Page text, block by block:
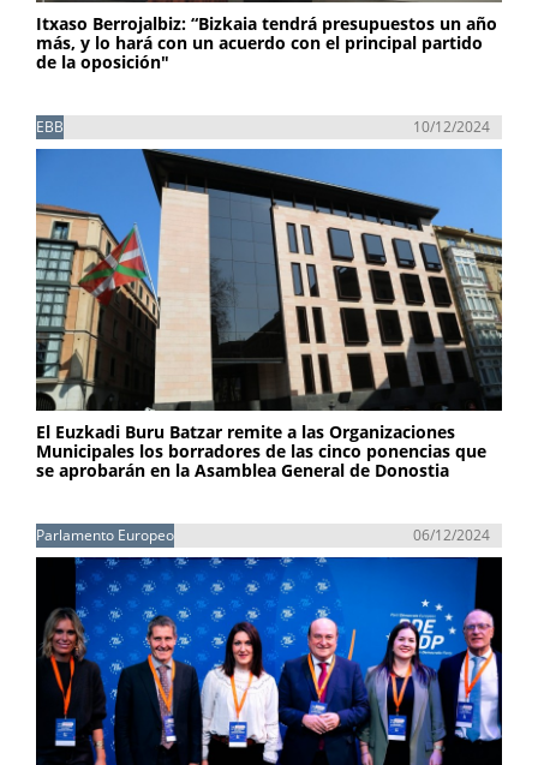
Itxaso Berrojalbiz: “Bizkaia tendrá presupuestos un año
más, y lo hará con un acuerdo con el principal partido
de la oposición"
EBB 10/12/2024
El Euzkadi Buru Batzar remite a las Organizaciones
Municipales los borradores de las cinco ponencias que
se aprobarán en la Asamblea General de Donostia
Parlamento Europeo 06/12/2024